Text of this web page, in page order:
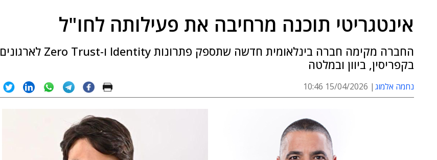
אינטגריטי תוכנה מרחיבה את פעילותה לחו"ל
החברה מקימה חברה בינלאומית חדשה שתספק פתרונות Identity ו-Zero Trust לארגונים
בקפריסין, ביוון ובמלטה
נחמה אלמוג 15/04/2026 10:46